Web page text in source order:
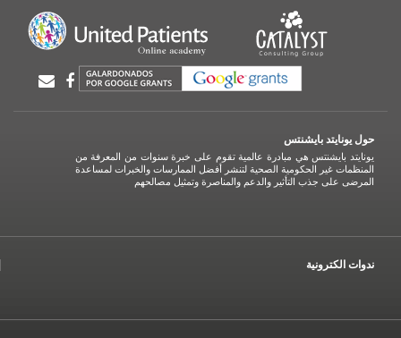
حول يونايتد بايشنتس
يونايتد بايشنتس هي مبادرة عالمية تقوم على خبرة سنوات من المعرفة من
المنظمات غير الحكومية الصحية لتنشر أفضل الممارسات والخبرات لمساعدة
المرضى على جذب التأثير والدعم والمناصرة وتمثيل مصالحهم
ندوات الكترونية